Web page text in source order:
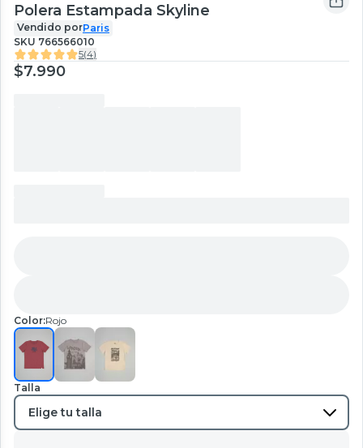
Polera Estampada Skyline
Vendido porParis
SKU 766566010
5(4)
$7.990
Color:Rojo
Talla